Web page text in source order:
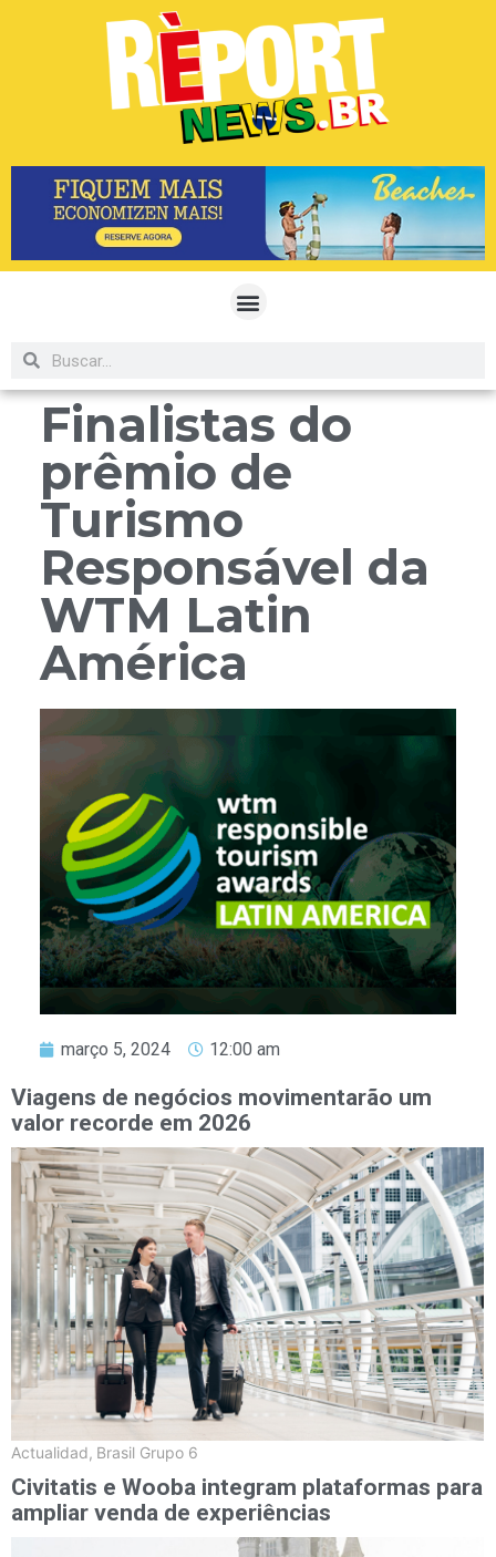
Finalistas do
prêmio de
Turismo
Responsável da
WTM Latin
América
março 5, 2024 12:00 am
Viagens de negócios movimentarão um
valor recorde em 2026
Actualidad, Brasil Grupo 6
Civitatis e Wooba integram plataformas para
ampliar venda de experiências